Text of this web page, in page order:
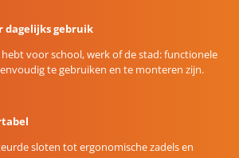
dagelijks gebruik
voor school, werk of de stad: functionele
te gebruiken en te monteren zijn.
sloten tot ergonomische zadels en